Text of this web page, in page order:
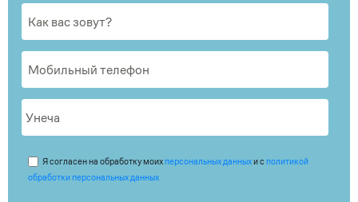
Я согласен на обработку моих персональных данныхи с политикой
обработки персональных данных